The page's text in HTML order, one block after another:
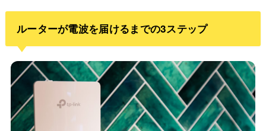
ルーターが電波を届けるまでの3ステップ